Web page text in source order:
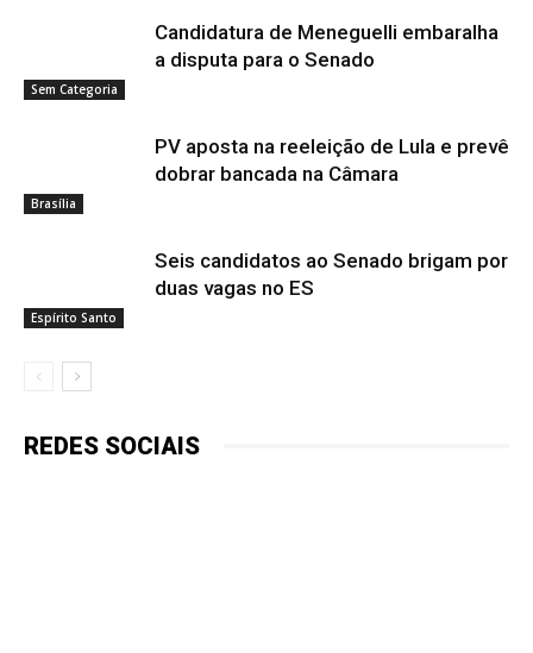
Sem Categoria
Candidatura de Meneguelli embaralha
a disputa para o Senado
Brasília
PV aposta na reeleição de Lula e prevê
dobrar bancada na Câmara
Espírito Santo
Seis candidatos ao Senado brigam por
duas vagas no ES
REDES SOCIAIS